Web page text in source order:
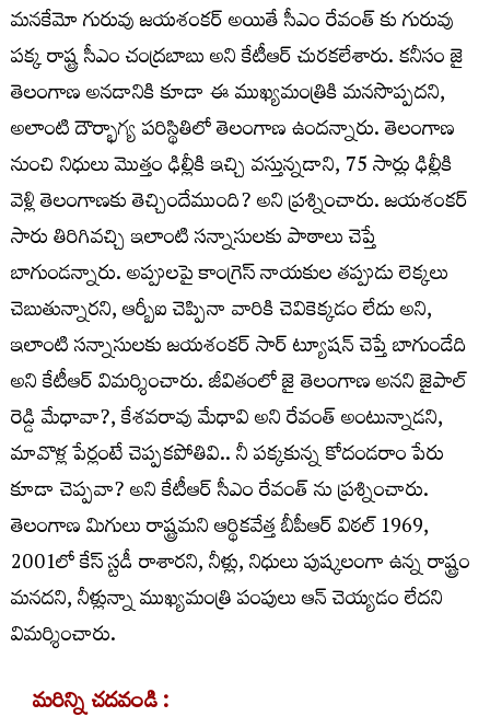
మనకేమో గురువు జయశంకర్ అయితే సీఎం రేవంత్ కు గురువు
పక్క రాష్ట్ర సీఎం చంద్రబాబు అని కేటీఆర్ చురకలేశారు. కనీసం జై
తెలంగాణ అనడానికి కూడా ఈ ముఖ్యమంత్రికి మనసొప్పదని,
అలాంటి దౌర్భాగ్య పరిస్థితిలో తెలంగాణ ఉందన్నారు. తెలంగాణ
నుంచి నిధులు మొత్తం ఢిల్లీకి ఇచ్చి వస్తున్నడాని, 75 సార్లు ఢిల్లీకి
వెళ్లి తెలంగాణకు తెచ్చిందేముంది? అని ప్రశ్నించారు. జయశంకర్
సారు తిరిగివచ్చి ఇలాంటి సన్నాసులకు పాఠాలు చెప్తే
బాగుండన్నారు. అప్పులపై కాంగ్రెస్ నాయకుల తప్పుడు లెక్కలు
చెబుతున్నారని, ఆర్బీఐ చెప్పినా వారికి చెవికెక్కడం లేదు అని,
ఇలాంటి సన్నాసులకు జయశంకర్ సార్ ట్యూషన్ చెప్తే బాగుండేది
అని కేటీఆర్ విమర్శించారు. జీవితంలో జై తెలంగాణ అనని జైపాల్
రెడ్డి మేధావా?, కేశవరావు మేధావి అని రేవంత్ అంటున్నాడని,
మావొళ్ల పేర్లంటే చెప్పకపోతివి.. నీ పక్కకున్న కోదండరాం పేరు
కూడా చెప్పవా? అని కేటీఆర్ సీఎం రేవంత్ ను ప్రశ్నించారు.
తెలంగాణ మిగులు రాష్ట్రమని ఆర్థికవేత్త బీపీఆర్ విఠల్ 1969,
2001లో కేస్ స్టడీ రాశారని, నీళ్లు, నిధులు పుష్కలంగా ఉన్న రాష్ట్రం
మనదని, నీళ్లున్నా ముఖ్యమంత్రి పంపులు ఆన్ చెయ్యడం లేదని
విమర్శించారు.
మరిన్ని చదవండి :